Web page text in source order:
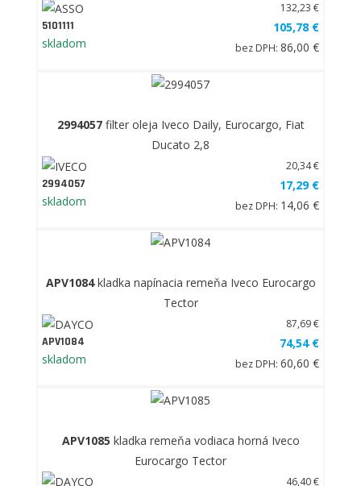
5101111
skladom
132,23 €
105,78 €
bez DPH: 86,00 €
2994057filter oleja Iveco Daily, Eurocargo, Fiat
Ducato 2,8
2994057
skladom
20,34 €
17,29 €
bez DPH: 14,06 €
APV1084kladka napínacia remeňa Iveco Eurocargo
Tector
APV1084
skladom
87,69 €
74,54 €
bez DPH: 60,60 €
APV1085 kladka remeňa vodiaca horná Iveco
Eurocargo Tector
46,40 €